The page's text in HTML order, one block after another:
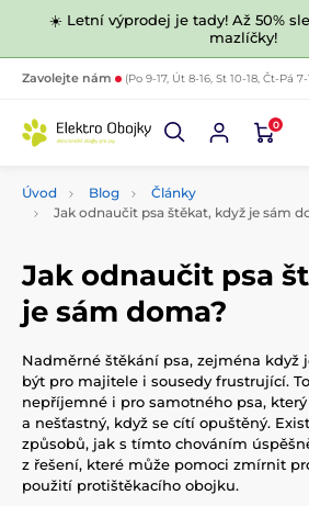
☀️ Letní výprodej je tady! Až 50%
mazlíčky!
Zavolejte nám (Po 9-17, Út 8-16, St 10-18, Čt-Pá 7-
0
Úvod Blog
Články
Jak odnaučit psa štěkat, když je sám
Jak odnaučit psa
je sám doma?
Nadměrné štěkání psa, zejména když
být pro majitele i sousedy frustrující.
nepříjemné i pro samotného psa,
a nešťastný, když se cítí opuštěný.
způsobů, jak s tímto chováním
z řešení, které může pomoci zmírnit
použití protištěkacího obojku.